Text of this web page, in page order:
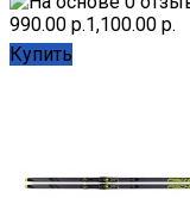
990.00 р.1,100.00 р.
Купить